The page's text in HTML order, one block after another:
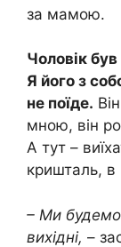
за мамою.
Чоловік
Я його з
не поїде.
мною, він
А тут –
кришталь, в
– Ми
вихідні, –